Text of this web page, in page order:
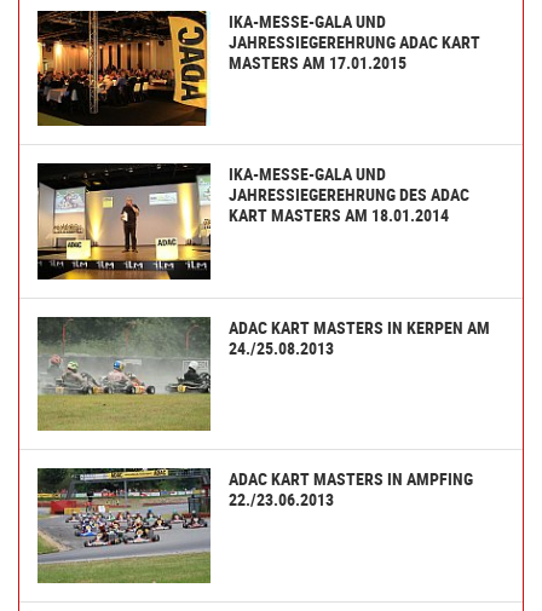
IKA-MESSE-GALA UND
JAHRESSIEGEREHRUNG ADAC KART
MASTERS AM 17.01.2015
IKA-MESSE-GALA UND
JAHRESSIEGEREHRUNG DES ADAC
KART MASTERS AM 18.01.2014
ADAC KART MASTERS IN KERPEN AM
24./25.08.2013
ADAC KART MASTERS IN AMPFING
22./23.06.2013